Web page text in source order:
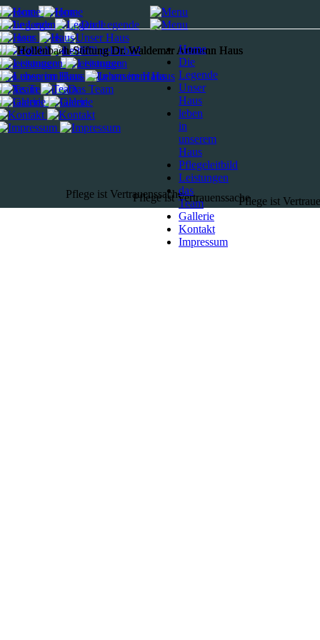
Pflege ist
Pflege ist Vertrauenssache
Pflege ist Vertrauenssache
Home
Die
Legende
Unser
Haus
leben
in
unserem
Haus
Pflegeleitbild
Leistungen
das
Team
Gallerie
Kontakt
Impressum